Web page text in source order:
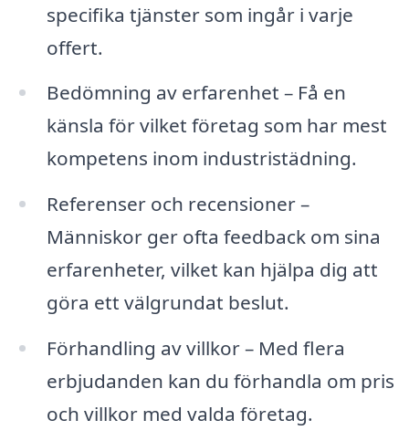
specifika tjänster som ingår i varje
offert.
Bedömning av erfarenhet – Få en
känsla för vilket företag som har mest
kompetens inom industristädning.
Referenser och recensioner –
Människor ger ofta feedback om sina
erfarenheter, vilket kan hjälpa dig att
göra ett välgrundat beslut.
Förhandling av villkor – Med flera
erbjudanden kan du förhandla om pris
och villkor med valda företag.